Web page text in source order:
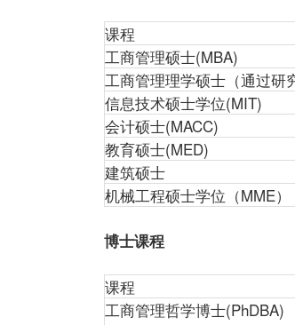
课程
工商管理硕士(MBA)
工商管理理学硕士（通过研
信息技术硕士学位(MIT)
会计硕士(MACC)
教育硕士(MED)
建筑硕士
机械工程硕士学位（MME）
博士课程
课程
工商管理哲学博士(PhDBA)